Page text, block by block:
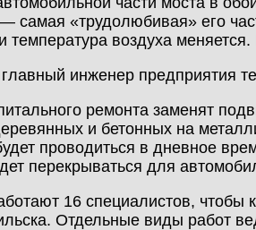
ЛИЧНЫЙ
КЛИЕНТА
самая «трудолюбивая» его
температура воздуха
инженер предприятия
ремонта заменят
и бетонных на
проводиться в дневное
перекрываться для
16 специалистов,
Отдельные виды работ